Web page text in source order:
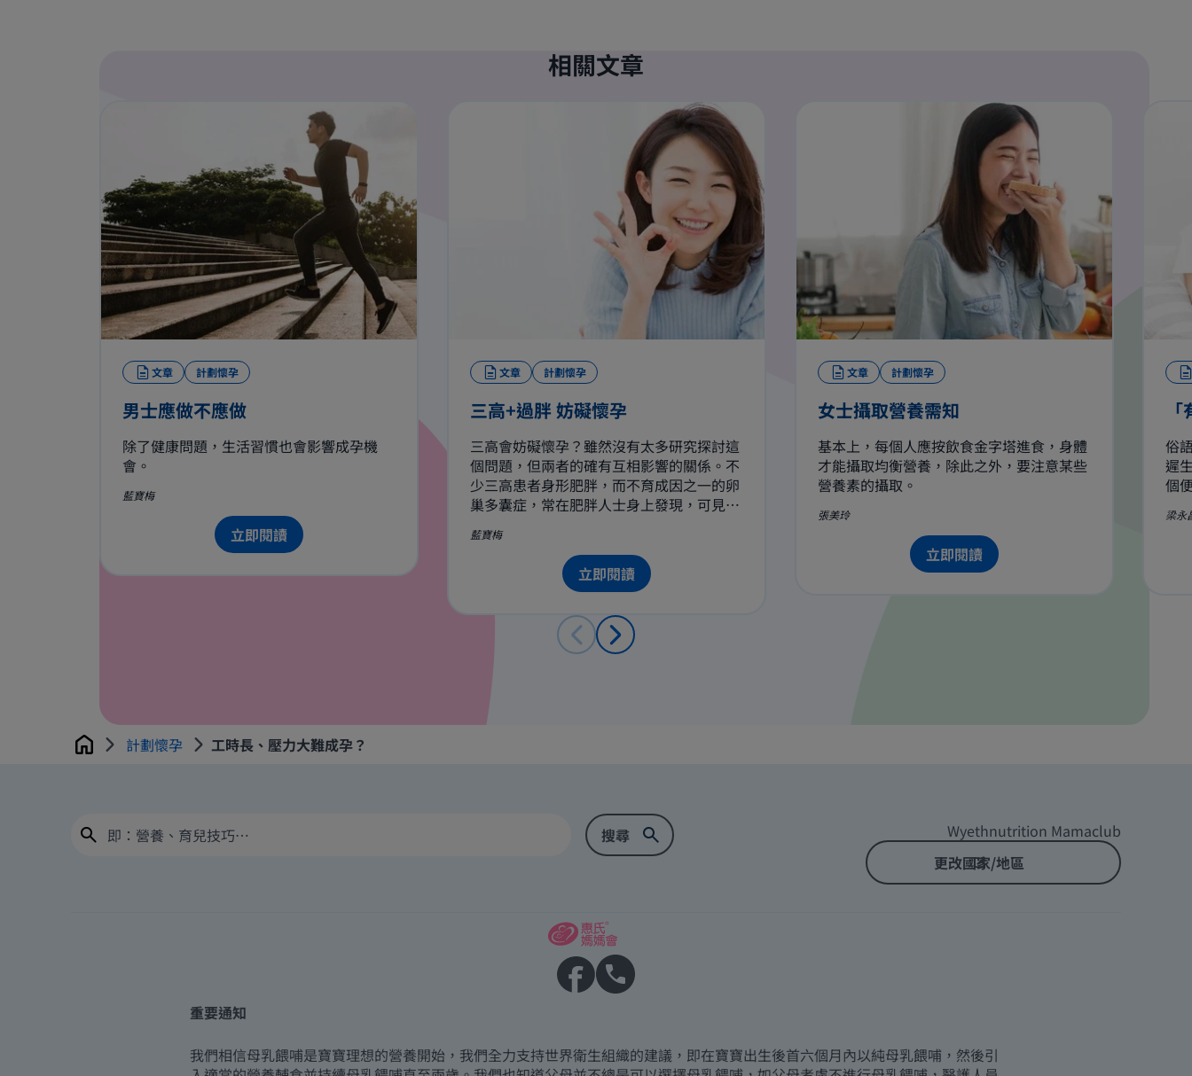
相關文章
文章 計劃懷孕
男士應做不應做
除了健康問題，生活習慣也會影響成孕機
會。
藍寶梅
立即閱讀
文章 計劃懷孕
三高+過胖 妨礙懷孕
三高會妨礙懷孕？雖然沒有太多研究探討這
個問題，但兩者的確有互相影響的關係。不
少三高患者身形肥胖，而不育成因之一的卵
巢多囊症，常在肥胖人士身上發現，可見問
藍寶梅
立即閱讀
文章 計劃懷孕
女士攝取營養需知
基本上，每個人應按飲食金字塔進食，身體
才能攝取均衡營養，除此之外，要注意某些
營養素的攝取。
張美玲
立即閱讀
俗
遲
個
梁永
Home 計劃懷孕 工時長、壓力大難成孕？
Wyethnutrition Mamaclub
更改國家/地區
重要通知
我們相信母乳餵哺是寶寶理想的營養開始，我們全力支持世界衛生組織的建議，即在寶寶出生後首六個月內以純母乳餵哺，然後引